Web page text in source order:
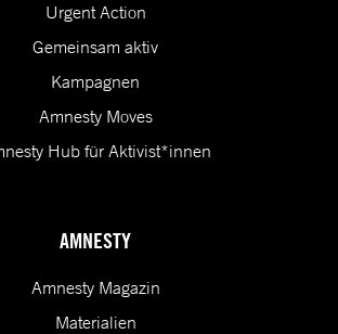
Urgent Action
Gemeinsam aktiv
Kampagnen
Amnesty Moves
Hub für Aktivist*innen
AMNESTY
Amnesty Magazin
Materialien